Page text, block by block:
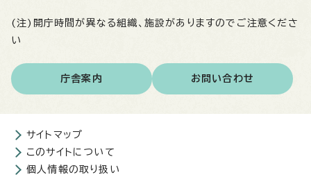
(注)開庁時間が異なる組織、施設がありますのでご注意くださ
い
庁舎案内 お問い合わせ
サイトマップ
このサイトについて
個人情報の取り扱い